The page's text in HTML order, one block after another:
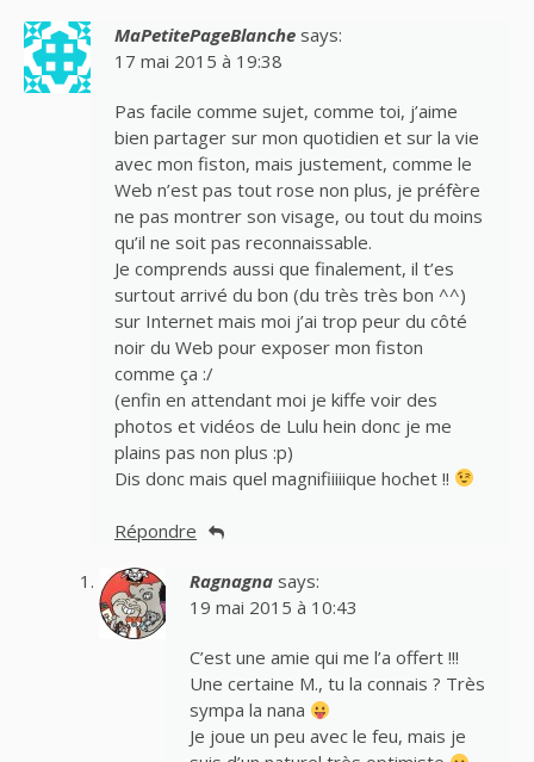
MaPetitePageBlanche says:
17 mai 2015 à 19:38
Pas facile comme sujet, comme toi, j’aime
bien partager sur mon quotidien et sur la vie
avec mon fiston, mais justement, comme le
Web n’est pas tout rose non plus, je préfère
ne pas montrer son visage, ou tout du moins
qu’il ne soit pas reconnaissable.
Je comprends aussi que finalement, il t’es
surtout arrivé du bon (du très très bon ^^)
sur Internet mais moi j’ai trop peur du côté
noir du Web pour exposer mon fiston
comme ça :/
(enfin en attendant moi je kiffe voir des
photos et vidéos de Lulu hein donc je me
plains pas non plus :p)
Dis donc mais quel magnifiiiiique hochet !!
Répondre
Ragnagna says:
19 mai 2015 à 10:43
C’est une amie qui me l’a offert !!!
Une certaine M., tu la connais ? Très
sympa la nana
Je joue un peu avec le feu, mais je